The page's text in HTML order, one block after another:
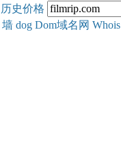
历史价格
墙 dog Dom域名网 Whois